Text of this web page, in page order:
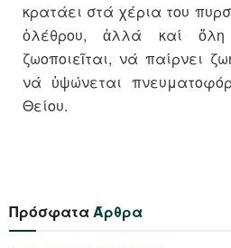
κρατάει στά χέρια του
ὀλέθρου, ἀλλά καί
ζωοποιεῖται, νά παίρνει
νά ὑψώνεται
Θείου.
ΠρόσφαταΆρθρα